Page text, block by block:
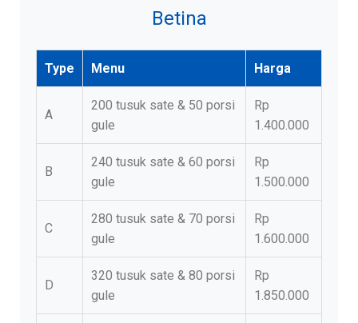
Betina
Type Menu Harga
A
200 tusuk sate & 50 porsi
gule
Rp
1.400.000
B
240 tusuk sate & 60 porsi
gule
Rp
1.500.000
C
280 tusuk sate & 70 porsi
gule
Rp
1.600.000
D
320 tusuk sate & 80 porsi
gule
Rp
1.850.000